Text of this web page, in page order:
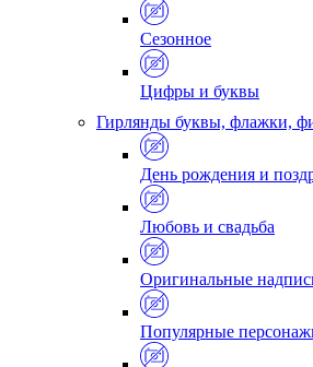
Сезонное
Цифры и буквы
Гирлянды буквы, флажки,
День рождения и
Любовь и свадьба
Оригинальные
Популярные